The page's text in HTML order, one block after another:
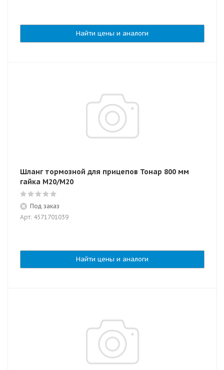
Найти цены и аналоги
Шланг тормозной для прицепов Тонар 800 мм
гайка М20/М20
Под заказ
Арт: 4571701039
Найти цены и аналоги